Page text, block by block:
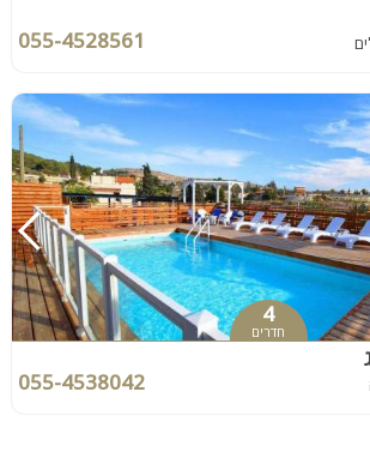
055-4528561
4
חדרים
055-4538042